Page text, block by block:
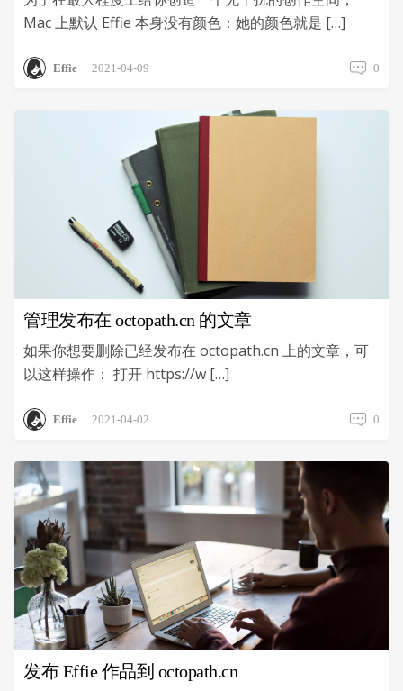
Mac 上默认 Effie 本身没有颜色：她的颜色就是 […]
Effie 2021-04-09 0
管理发布在 octopath.cn 的文章
如果你想要删除已经发布在 octopath.cn 上的文章，可
以这样操作： 打开 https://w […]
Effie 2021-04-02 0
发布 Effie 作品到 octopath.cn